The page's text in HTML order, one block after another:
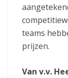
teams
prijzen.
Van v.v.